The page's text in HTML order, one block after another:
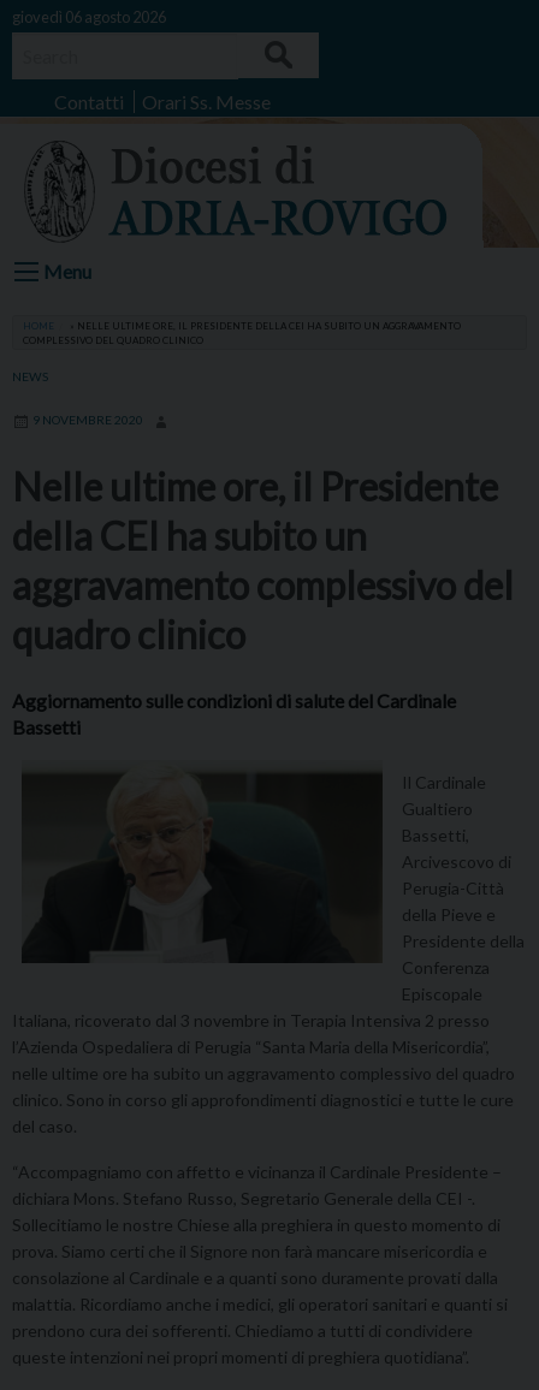
Skip
giovedì 06 agosto 2026
Contatti Orari Ss. Messe
Menu
HOME
NELLE ULTIME ORE, IL PRESIDENTE DELLA CEI HA SUBITO UN AGGRAVAMENTO
COMPLESSIVO DEL QUADRO CLINICO
NEWS
9 NOVEMBRE 2020
Nelle ultime ore, il Presidente
della CEI ha subito un
aggravamento complessivo del
quadro clinico
Aggiornamento sulle condizioni di salute del Cardinale
Bassetti
Il Cardinale
Gualtiero
Bassetti,
Arcivescovo di
Perugia-Città
della Pieve e
Presidente della
Conferenza
Episcopale
Italiana, ricoverato dal 3 novembre in Terapia Intensiva 2 presso
l’Azienda Ospedaliera di Perugia “Santa Maria della Misericordia”,
nelle ultime ore ha subito un aggravamento complessivo del quadro
clinico. Sono in corso gli approfondimenti diagnostici e tutte le cure
del caso.
“Accompagniamo con affetto e vicinanza il Cardinale Presidente –
dichiara Mons. Stefano Russo, Segretario Generale della CEI -.
Sollecitiamo le nostre Chiese alla preghiera in questo momento di
prova. Siamo certi che il Signore non farà mancare misericordia e
consolazione al Cardinale e a quanti sono duramente provati dalla
malattia. Ricordiamo anche i medici, gli operatori sanitari e quanti si
prendono cura dei sofferenti. Chiediamo a tutti di condividere
queste intenzioni nei propri momenti di preghiera quotidiana”.